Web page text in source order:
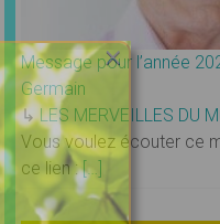
Message pour l’année
Germain
↳LES MERVEILLES DU
Vous voulez écouter ce
ce lien :[…]
×